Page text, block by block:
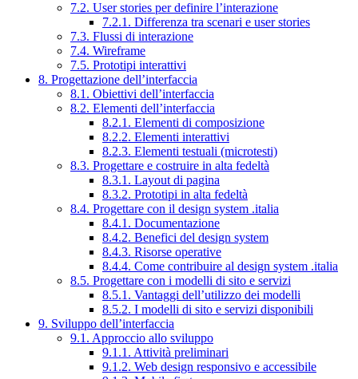
7.2. User stories per definire l’interazione
7.2.1. Differenza tra scenari e user stories
7.3. Flussi di interazione
7.4. Wireframe
7.5. Prototipi interattivi
8. Progettazione dell’interfaccia
8.1. Obiettivi dell’interfaccia
8.2. Elementi dell’interfaccia
8.2.1. Elementi di composizione
8.2.2. Elementi interattivi
8.2.3. Elementi testuali (microtesti)
8.3. Progettare e costruire in alta fedeltà
8.3.1. Layout di pagina
8.3.2. Prototipi in alta fedeltà
8.4. Progettare con il design system .italia
8.4.1. Documentazione
8.4.2. Benefici del design system
8.4.3. Risorse operative
8.4.4. Come contribuire al design system .italia
8.5. Progettare con i modelli di sito e servizi
8.5.1. Vantaggi dell’utilizzo dei modelli
8.5.2. I modelli di sito e servizi disponibili
9. Sviluppo dell’interfaccia
9.1. Approccio allo sviluppo
9.1.1. Attività preliminari
9.1.2. Web design responsivo e accessibile